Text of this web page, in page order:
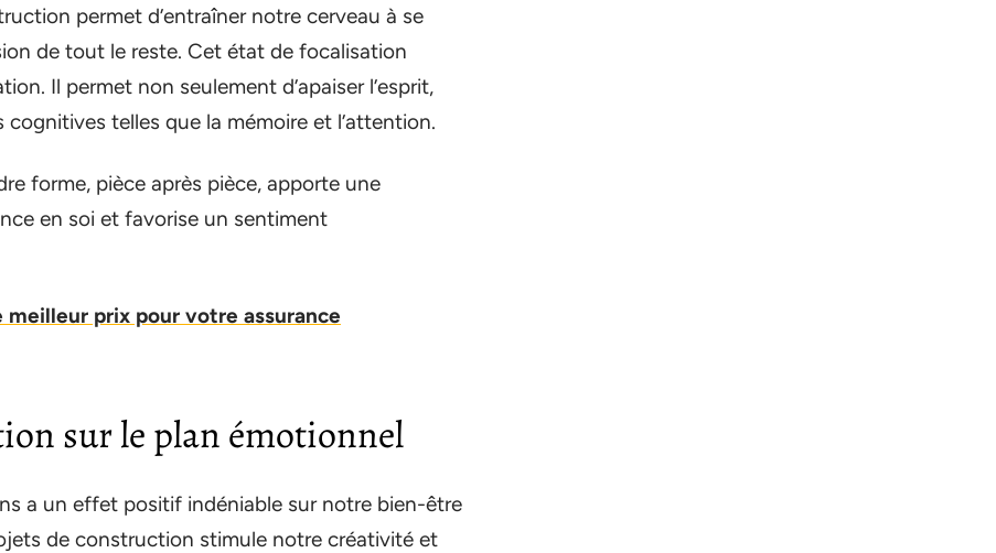
permet d’entraîner notre cerveau à se
de tout le reste. Cet état de focalisation
Il permet non seulement d’apaiser l’esprit,
cognitives telles que la mémoire et l’attention.
forme, pièce après pièce, apporte une
en soi et favorise un sentiment
prix pour votre assurance
sur le plan émotionnel
a un effet positif indéniable sur notre bien-être
de construction stimule notre créativité et